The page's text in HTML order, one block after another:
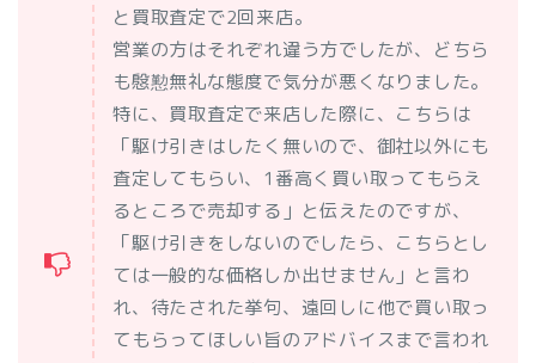
と買取査定で2回来店。
営業の方はそれぞれ違う方でしたが、どちら
も慇懃無礼な態度で気分が悪くなりました。
特に、買取査定で来店した際に、こちらは
「駆け引きはしたく無いので、御社以外にも
査定してもらい、1番高く買い取ってもらえ
るところで売却する」と伝えたのですが、
「駆け引きをしないのでしたら、こちらとし
ては一般的な価格しか出せません」と言わ
れ、待たされた挙句、遠回しに他で買い取っ
てもらってほしい旨のアドバイスまで言われ